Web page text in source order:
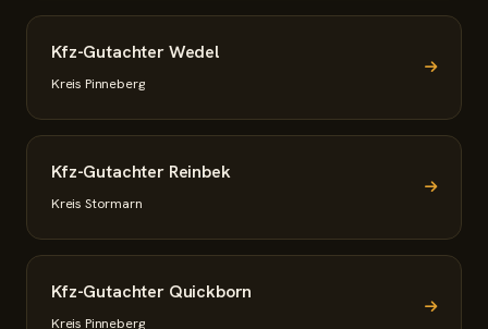
Kfz-Gutachter Wedel
Kreis Pinneberg
Kfz-Gutachter Reinbek
Kreis Stormarn
Kfz-Gutachter Quickborn
Kreis Pinneberg